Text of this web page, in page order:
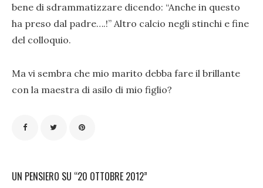
bene di sdrammatizzare dicendo: “Anche in questo
ha preso dal padre….!” Altro calcio negli stinchi e fine
del colloquio.
Ma vi sembra che mio marito debba fare il brillante
con la maestra di asilo di mio figlio?
UN PENSIERO SU “20 OTTOBRE 2012”